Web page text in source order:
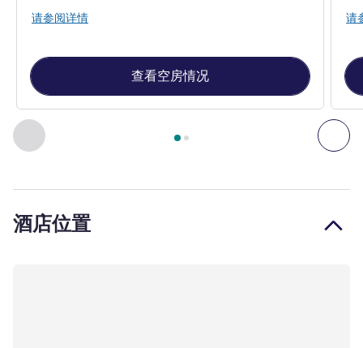
上一个 - 客房 下
第 页，共 , 客房 1 : Superior Room with a King size
请参阅详情
查看空房情况
请
酒店位置